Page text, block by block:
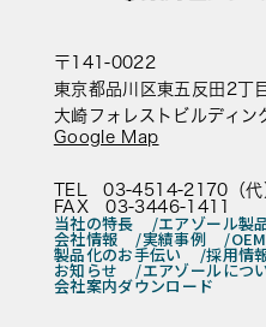
〒141-0022
東京都品川区東五反田2
大崎フォレストビルディン
Google Map
TEL 03-4514-2170（代
FAX 03-3446-1411
当社の特長 エアゾール製
会社情報 実績事例
製品化のお手伝い 採用情
お知らせ エアゾールにつ
会社案内ダウンロード